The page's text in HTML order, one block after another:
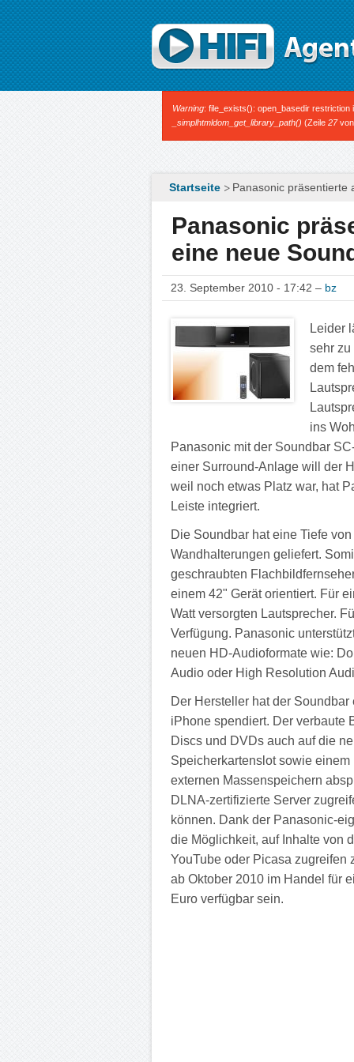
Direkt zum Inhalt
Fehlermeldung
Warning: file_exists(): open_basedir
_simplhtmldom_get_library_path() (Zeile27
Startseite Panasonic präsentierte
Panasonic
eine neue
23. September 2010 - 17:42 – bz
Leider
sehr
dem
ins
Panasonic mit der Soundbar
einer Surround-Anlage will der
weil noch etwas Platz war, hat
Leiste integriert.
Die Soundbar hat eine Tiefe
Wandhalterungen geliefert.
geschraubten
einem 42" Gerät orientiert. Für
Watt versorgten Lautsprecher.
Verfügung. Panasonic
neuen HD-Audioformate wie:
Audio oder High Resolution
Der Hersteller hat der
iPhone spendiert. Der verbaute
Discs und DVDs auch auf die
Speicherkartenslot sowie
externen Massenspeichern
DLNA-zertifizierte Server
können. Dank der Panasonic-
die Möglichkeit, auf Inhalte von
YouTube oder Picasa
ab Oktober 2010 im Handel für
Euro verfügbar sein.